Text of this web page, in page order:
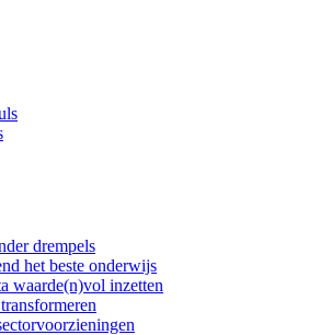
drempels
het beste onderwijs
waarde(n)vol inzetten